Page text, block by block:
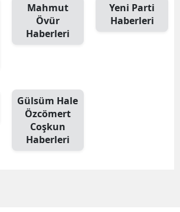
Mahmut
Övür
Haberleri
Yeni Parti
Haberleri
Gülsüm Hale
Özcömert
Coşkun
Haberleri